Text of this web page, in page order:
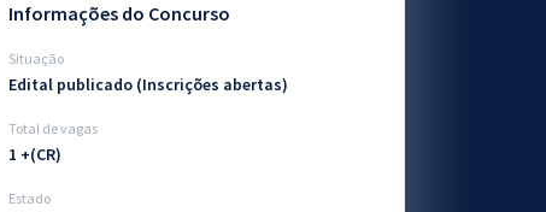
Informações do Concurso
Situação
Edital publicado (Inscrições abertas)
Total de vagas
1 +(CR)
Estado